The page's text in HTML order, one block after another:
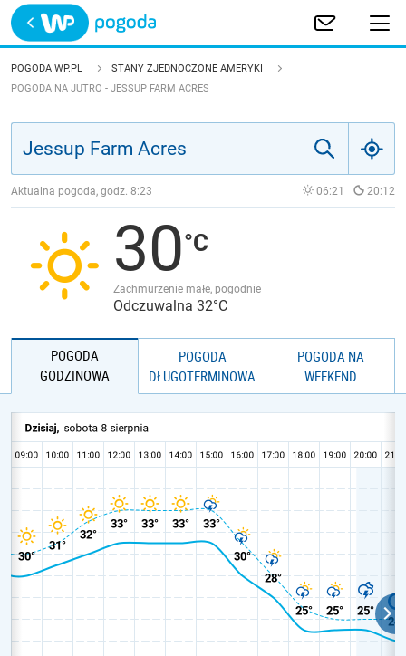
Trwa ładowanie
POLSKA
JAKOŚĆ POWIETRZA
POGODA WP.PL
STANY ZJEDNOCZONE AMERYKI
POGODA NA JUTRO - JESSUP FARM ACRES
Aktualna pogoda, godz. 8:23 06:21 20:12
30
Zachmurzenie małe, pogodnie
Odczuwalna 32°C
POGODA
GODZINOWA
POGODA
DŁUGOTERMINOWA
POGODA NA
WEEKEND